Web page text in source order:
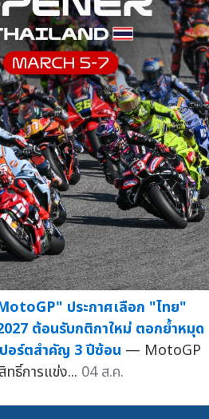
ประกาศเลือก "ไทย"
ต้อนรับกติกาใหม่ ตอกย้ำหมุด
อร์ตสำคัญ 3 ปีซ้อน — MotoGP
ธิ์การแข่ง... 04 ส.ค.